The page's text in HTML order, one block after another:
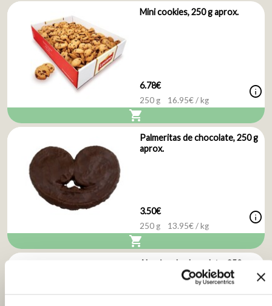
Mini cookies, 250 g aprox.
6.78€
250 g 16.95€ / kg info
shopping_cart
Palmeritas de chocolate, 250 g
aprox.
3.50€
250 g 13.95€ / kg info
shopping_cart
Abanico de chocolate, 250 g